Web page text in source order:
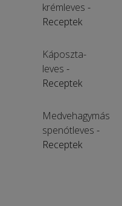
krémleves -
Receptek
Káposzta-
leves -
Receptek
Medvehagymás
spenótleves -
Receptek